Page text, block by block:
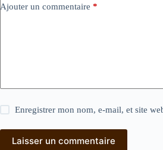
Ajouter un commentaire *
Enregistrer mon nom, e-mail, et site
Laisser un commentaire